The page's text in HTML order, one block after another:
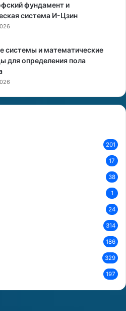
ы
фундамент и
система И-Цзин
системы и математические
для определения пола
201
17
38
1
24
314
186
329
197